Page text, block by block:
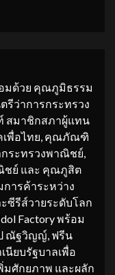
มด้วย คุณภูมิธรรม
รีว่าการกระทรวง
มาชิกสภาผู้แทน
เพื่อไทย, คุณภัณฑิ
ระทรวงพาณิชย์,
ชย์ และ คุณภูสิต
การค้าระหว่าง
ซีรีส์วายระดับโลก
Factory พร้อม
ณัฐวิญญ์, ฟรีน
นียบรัฐบาลเพื่อ
มศักยภาพ และผลัก